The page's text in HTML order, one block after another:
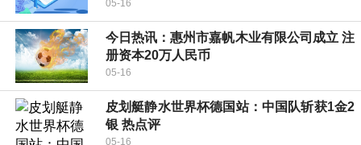
05-16
今日热讯：惠州市嘉帆木业有限公司成立 注
册资本20万人民币
05-16
皮划艇静水世界杯德国站：中国队斩获1金2
银 热点评
05-16